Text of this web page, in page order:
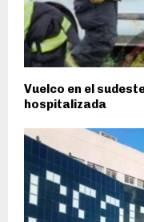
Vuelco en el
hospitalizada